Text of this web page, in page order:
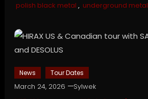
polish black metal , underground metal
News Tour Dates
March 24, 2026 Sylwek